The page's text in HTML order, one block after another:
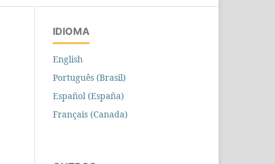
IDIOMA
English
Português (Brasil)
Español (España)
Français (Canada)